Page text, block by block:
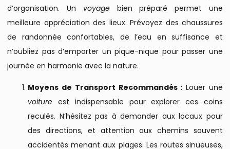
d’organisation. Un voyagebien préparé permet une
meilleure appréciation des lieux. Prévoyez des chaussures
de randonnée confortables, de l’eau en suffisance et
n’oubliez pas d’emporter un pique-nique pour passer une
journée en harmonie avec la nature.
Moyens de Transport Recommandés : Louer une
voiture est indispensable pour explorer ces coins
reculés. N’hésitez pas à demander aux locaux pour
des directions, et attention aux chemins souvent
accidentés menant aux plages. Les routes sinueuses,